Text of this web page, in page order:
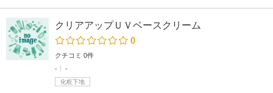
クリアアップＵＶベースクリーム
0
クチコミ 0件
-
-
化粧下地